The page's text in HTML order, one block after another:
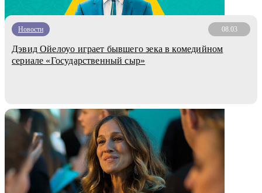
Новости 08.03
Дэвид Ойелоуо играет бывшего зека в комедийном
сериале «Государственный сыр»